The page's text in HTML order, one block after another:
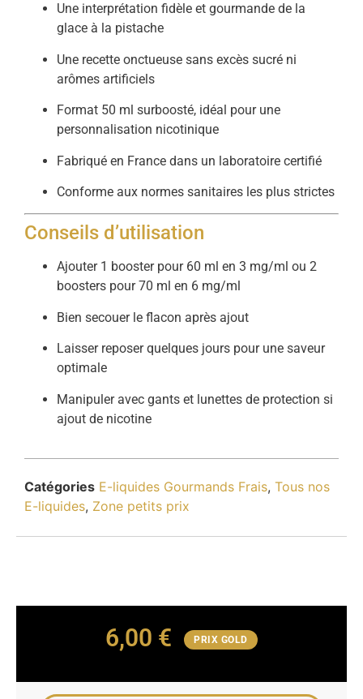
Une interprétation fidèle et gourmande de la
glace à la pistache
Une recette onctueuse sans excès sucré ni
arômes artificiels
Format 50 ml surboosté, idéal pour une
personnalisation nicotinique
Fabriqué en France dans un laboratoire certifié
Conforme aux normes sanitaires les plus strictes
Conseils d’utilisation
Ajouter 1 booster pour 60 ml en 3 mg/ml ou 2
boosters pour 70 ml en 6 mg/ml
Bien secouer le flacon après ajout
Laisser reposer quelques jours pour une saveur
optimale
Manipuler avec gants et lunettes de protection si
ajout de nicotine
Catégories E-liquides Gourmands Frais, Tous nos
E-liquides, Zone petits prix
6,00 € PRIX GOLD